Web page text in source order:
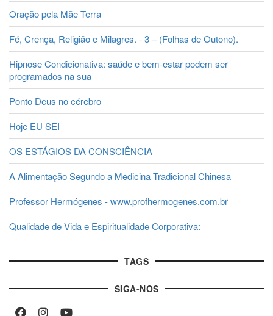
Oração pela Mãe Terra
Fé, Crença, Religião e Milagres. - 3 – (Folhas de Outono).
Hipnose Condicionativa: saúde e bem-estar podem ser
programados na sua
Ponto Deus no cérebro
Hoje EU SEI
OS ESTÁGIOS DA CONSCIÊNCIA
A Alimentação Segundo a Medicina Tradicional Chinesa
Professor Hermógenes - www.profhermogenes.com.br
Qualidade de Vida e Espiritualidade Corporativa:
TAGS
SIGA-NOS